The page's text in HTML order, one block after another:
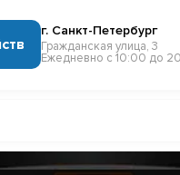
г. Санкт-Петербург
Гражданская улица, 3
Ежедневно с 10:00 до